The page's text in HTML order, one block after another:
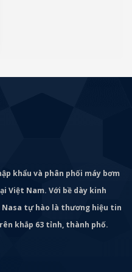
khẩu và phân phối máy bơm
Việt Nam. Với bề dày kinh
Nasa tự hào là thương hiệu tin
khắp 63 tỉnh, thành phố.